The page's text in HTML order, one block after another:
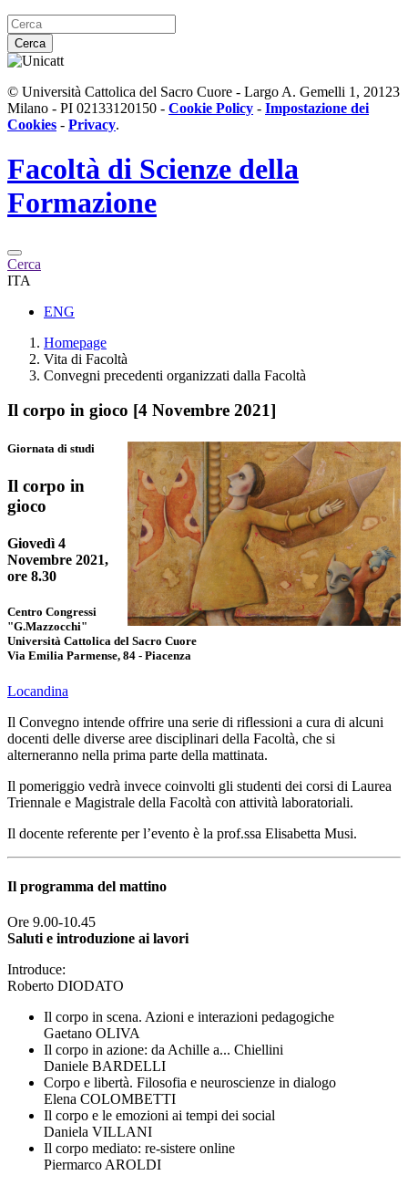
Cerca
© Università Cattolica del Sacro Cuore - Largo A. Gemelli 1, 20123
Milano - PI 02133120150 - Cookie Policy - Impostazione dei
Cookies - Privacy.
Facoltà di Scienze della
Formazione
Cerca
ITA
ENG
Homepage
Vita di Facoltà
Convegni precedenti organizzati dalla Facoltà
Il corpo in gioco [4 Novembre 2021]
Giornata di studi
Il corpo in
gioco
Giovedì 4
Novembre 2021,
ore 8.30
Centro Congressi
"G.Mazzocchi"
Università Cattolica del Sacro Cuore
Via Emilia Parmense, 84 - Piacenza
Locandina
Il Convegno intende offrire una serie di riflessioni a cura di alcuni
docenti delle diverse aree disciplinari della Facoltà, che si
alterneranno nella prima parte della mattinata.
Il pomeriggio vedrà invece coinvolti gli studenti dei corsi di Laurea
Triennale e Magistrale della Facoltà con attività laboratoriali.
Il docente referente per l’evento è la prof.ssa Elisabetta Musi.
Il programma del mattino
Ore 9.00-10.45
Saluti e introduzione ai lavori
Introduce:
Roberto DIODATO
Il corpo in scena. Azioni e interazioni pedagogiche
Gaetano OLIVA
Il corpo in azione: da Achille a... Chiellini
Daniele BARDELLI
Corpo e libertà. Filosofia e neuroscienze in dialogo
Elena COLOMBETTI
Il corpo e le emozioni ai tempi dei social
Daniela VILLANI
Il corpo mediato: re-sistere online
Piermarco AROLDI